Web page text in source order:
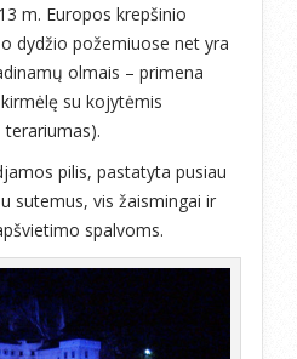
m. Europos krepšinio
dydžio požemiuose net yra
olmais – primena
su kojytėmis
pilis, pastatyta pusiau
sutemus, vis žaismingai ir
spalvoms.